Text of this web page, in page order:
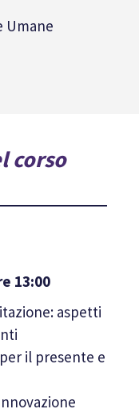
Umane
corso
13:00
aspetti
il presente e